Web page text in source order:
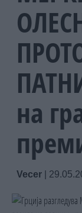
на
Vecer